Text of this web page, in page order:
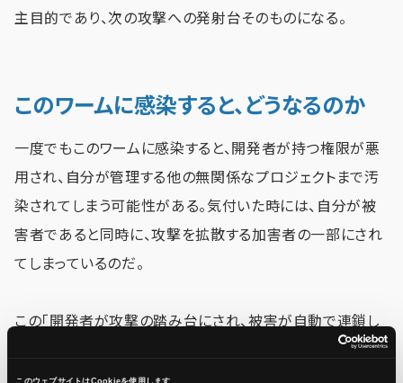
主目的であり、次の攻撃への発射台そのものになる。
このワームに感染すると、どうなるのか
一度でもこのワームに感染すると、開発者が持つ権限が悪
用され、自分が管理する他の無関係なプロジェクトまで汚
染されてしまう可能性がある。気付いた時には、自分が被
害者であると同時に、攻撃を拡散する加害者の一部にされ
てしまっているのだ。
この「開発者が攻撃の踏み台にされ、被害が自動で連鎖し
ていく」という点が、今回の攻撃を特別に危険で恐ろしいも
のにしている最大の理由だ。